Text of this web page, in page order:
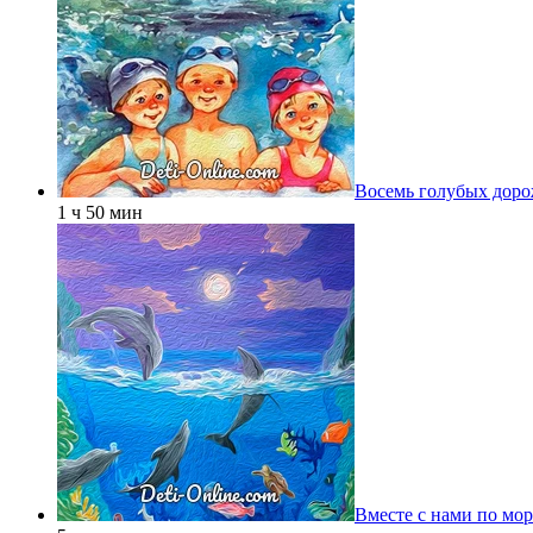
Восемь голубых
1 ч 50 мин
Вместе с нами по